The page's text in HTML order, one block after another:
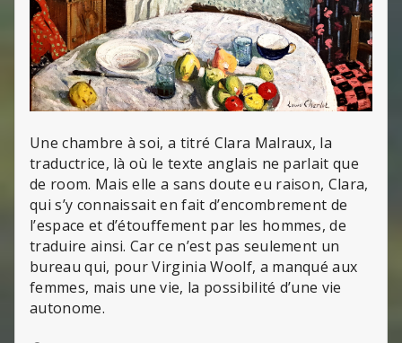
Une chambre à soi, a titré Clara Malraux, la
traductrice, là où le texte anglais ne parlait que
de room. Mais elle a sans doute eu raison, Clara,
qui s’y connaissait en fait d’encombrement de
l’espace et d’étouffement par les hommes, de
traduire ainsi. Car ce n’est pas seulement un
bureau qui, pour Virginia Woolf, a manqué aux
femmes, mais une vie, la possibilité d’une vie
autonome.